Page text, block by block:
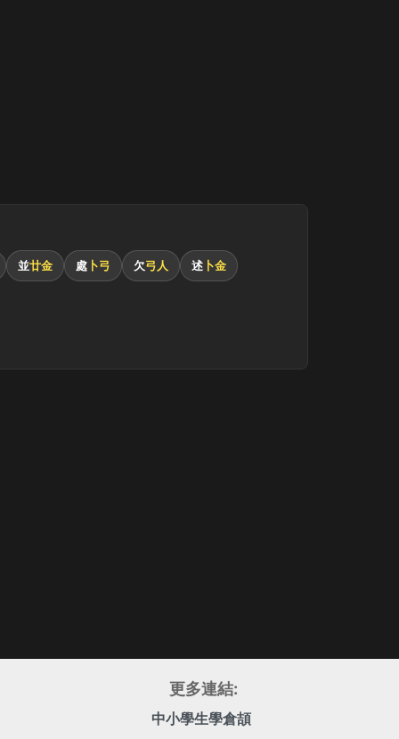
並廿金 處 卜弓 欠弓人 述 卜金
更多連結:
中小學生學倉頡